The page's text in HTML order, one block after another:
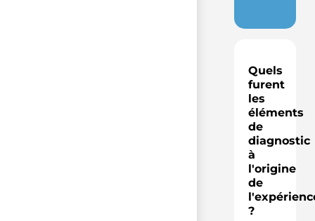
Quels
furent
les
éléments
de
diagnostic
à
l'origine
de
?